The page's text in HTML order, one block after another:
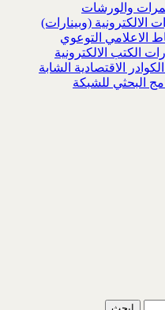
والورشات
الالكترونية (وبينارات)
الاعلامي التوعوي
الكتب الالكترونية
الاقتصادية الشابة
البحثي للشبكة